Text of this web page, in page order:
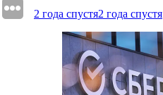
2 года спустя2 года спустя